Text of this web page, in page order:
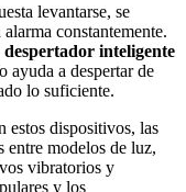
levantarse, se
constantemente.
despertador inteligente
ayuda a despertar de
lo suficiente.
estos dispositivos, las
entre modelos de luz,
vibratorios y
y los